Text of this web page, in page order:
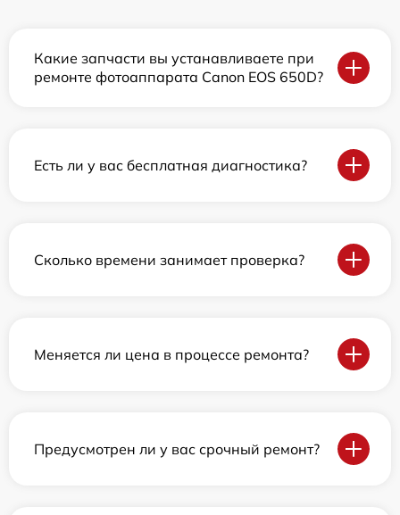
Какие запчасти вы устанавливаете при
ремонте фотоаппарата Canon EOS 650D?
Есть ли у вас бесплатная диагностика?
Сколько времени занимает проверка?
Меняется ли цена в процессе ремонта?
Предусмотрен ли у вас срочный ремонт?